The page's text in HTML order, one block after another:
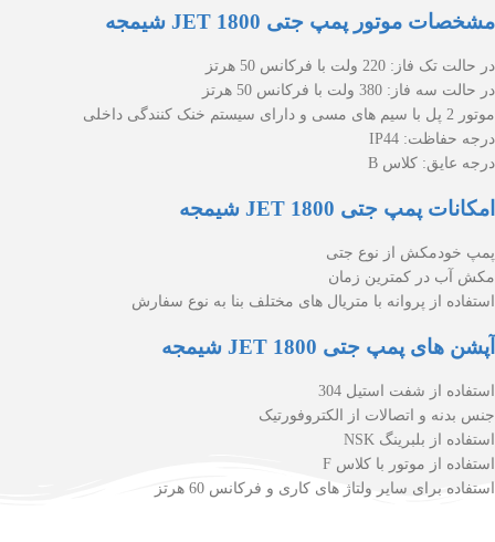
مشخصات موتور پمپ جتی JET 1800 شیمجه
در حالت تک فاز: 220 ولت با فرکانس 50 هرتز
در حالت سه فاز: 380 ولت با فرکانس 50 هرتز
موتور 2 پل با سیم های مسی و دارای سیستم خنک کنندگی داخلی
درجه حفاظت: IP44
درجه عایق: کلاس B
امکانات پمپ جتی JET 1800 شیمجه
پمپ خودمکش از نوع جتی
مکش آب در کمترین زمان
استفاده از پروانه با متریال های مختلف بنا به نوع سفارش
آپشن های پمپ جتی JET 1800 شیمجه
استفاده از شفت استیل 304
جنس بدنه و اتصالات از الکتروفورتیک
استفاده از بلبرینگ NSK
استفاده از موتور با کلاس F
استفاده برای سایر ولتاژ های کاری و فرکانس 60 هرتز